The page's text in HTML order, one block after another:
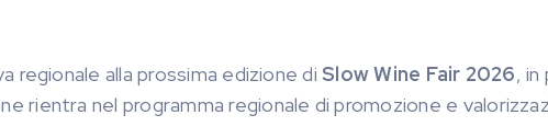
regionale alla prossima edizione diSlow Wine Fair 2026, in
rientra nel programma regionale di promozione e